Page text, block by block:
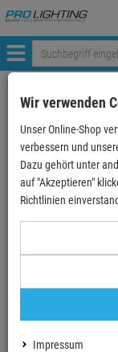
Menü
Weiter einkaufen
ChamSys MagicQ
Wir verwenden
Unser Online-Shop
verbessern und
Dazu gehört unter
auf "Akzeptieren"
Richtlinien
Impressum